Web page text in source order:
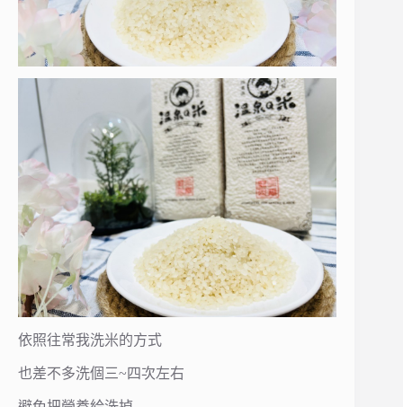
依照往常我洗米的方式
也差不多洗個三~四次左右